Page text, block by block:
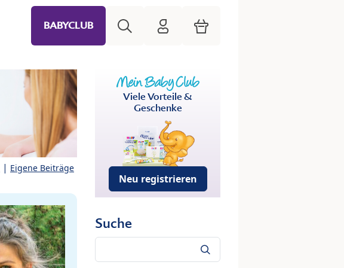
BABYCLUB HiPP Mein Babyclub
Warenkorb
| Eigene Beiträge
Viele Vorteile &
Geschenke
Neu registrieren
Suche